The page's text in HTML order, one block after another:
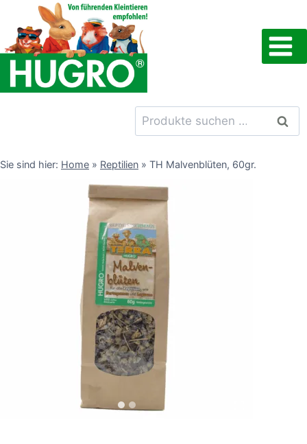
Inhalt
springen
Suchen
nach:
Sie sind hier: Home » Reptilien » TH Malvenblüten, 60gr.